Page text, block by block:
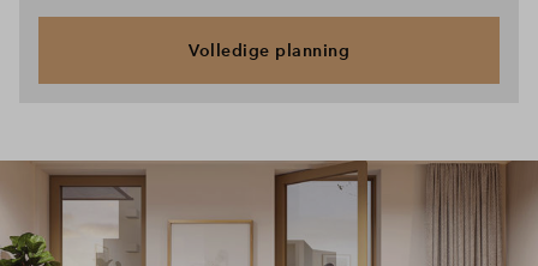
Volledige planning